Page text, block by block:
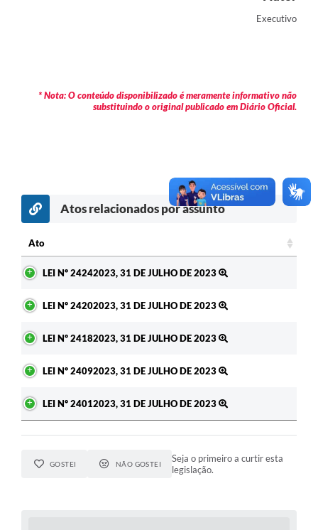
Prefeito por um dia
Atendimento Médico
Executivo
* Nota: O conteúdo disponibilizado é meramente informativo não
substituindo o original publicado em Diário Oficial.
Atos relacionados por assunto
Ato
LEI Nº 24242023, 31 DE JULHO DE 2023
LEI Nº 24202023, 31 DE JULHO DE 2023
LEI Nº 24182023, 31 DE JULHO DE 2023
LEI Nº 24092023, 31 DE JULHO DE 2023
LEI Nº 24012023, 31 DE JULHO DE 2023
GOSTEI NÃO GOSTEI
Seja o primeiro a curtir esta
legislação.